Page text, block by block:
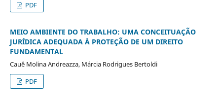
PDF
MEIO AMBIENTE DO TRABALHO: UMA CONCEITUAÇÃO
JURÍDICA ADEQUADA À PROTEÇÃO DE UM DIREITO
FUNDAMENTAL
Cauê Molina Andreazza, Márcia Rodrigues Bertoldi
PDF